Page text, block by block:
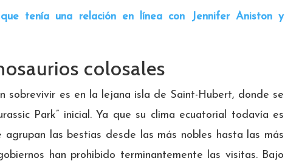
tenía una relación en línea con Jennifer Aniston y
colosales
sobrevivir es en la lejana isla de Saint-Hubert, donde se
Park” inicial. Ya que su clima ecuatorial todavía es
las bestias desde las más nobles hasta las más
han prohibido terminantemente las visitas. Bajo